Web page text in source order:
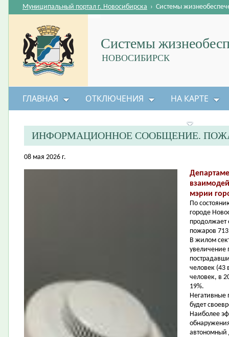
Системы
НОВОСИБИРСК
Муниципальный портал г. Новосибирска › Системы
ГЛАВНАЯ ОТКЛЮЧЕНИЯ НА КАРТЕ
ИНФОРМАЦИОННОЕ СООБЩЕНИЕ.
08 мая 2026 г.
мэрии
По
городе
продолжает
пожаров
В жилом
увеличение
человек (43
человек, в
19%.
Негативные
будет
Наиболее